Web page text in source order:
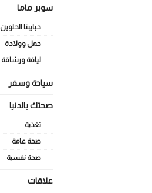
سوبر ماما
حبايبنا الحلوين
حمل وولادة
لياقة ورشاقة
سياحة وسفر
صحتك بالدنيا
تغذية
صحة عامة
صحة نفسية
علاقات